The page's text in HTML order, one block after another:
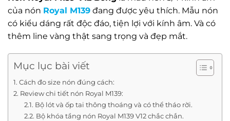
của nón Royal M139 đang được yêu thích. Mẫu nón
có kiểu dáng rất độc đáo, tiện lợi với kính âm. Và có
thêm line vàng thật sang trọng và đẹp mắt.
Mục lục bài viết
Cách đo size nón đúng cách:
Review chi tiết nón Royal M139:
Bộ lót và ốp tai thông thoáng và có thể tháo rời.
Bộ khóa tầng nón Royal M139 V12 chắc chắn.